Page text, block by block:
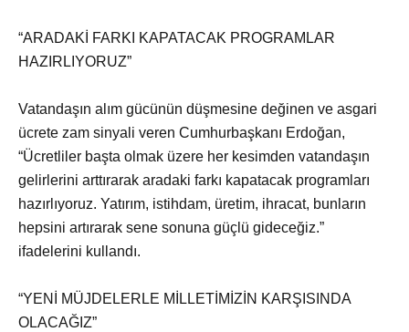
“ARADAKİ FARKI KAPATACAK PROGRAMLAR
HAZIRLIYORUZ”
Vatandaşın alım gücünün düşmesine değinen ve asgari
ücrete zam sinyali veren Cumhurbaşkanı Erdoğan,
“Ücretliler başta olmak üzere her kesimden vatandaşın
gelirlerini arttırarak aradaki farkı kapatacak programları
hazırlıyoruz. Yatırım, istihdam, üretim, ihracat, bunların
hepsini artırarak sene sonuna güçlü gideceğiz.”
ifadelerini kullandı.
“YENİ MÜJDELERLE MİLLETİMİZİN KARŞISINDA
OLACAĞIZ”